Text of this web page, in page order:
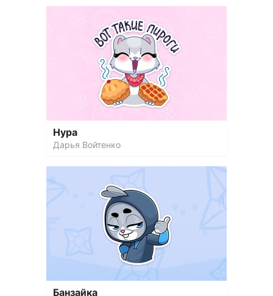
Нура
Дарья Войтенко
Банзайка